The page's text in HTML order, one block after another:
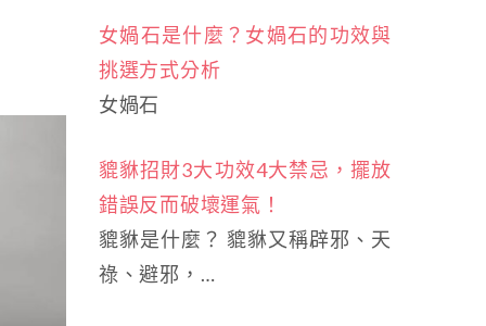
女媧石是什麼？女媧石的功效與
挑選方式分析
女媧石
貔貅招財3大功效4大禁忌，擺放
錯誤反而破壞運氣！
貔貅是什麼？ 貔貅又稱辟邪、天
祿、避邪，…